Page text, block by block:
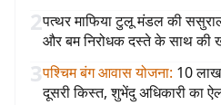
2पत्थर माफिया टुलू मंडल की
और बम निरोधक दस्ते के साथ की
3पश्चिम बंग आवास योजना: 10
दूसरी किस्त, शुभेंदु अधिकारी का